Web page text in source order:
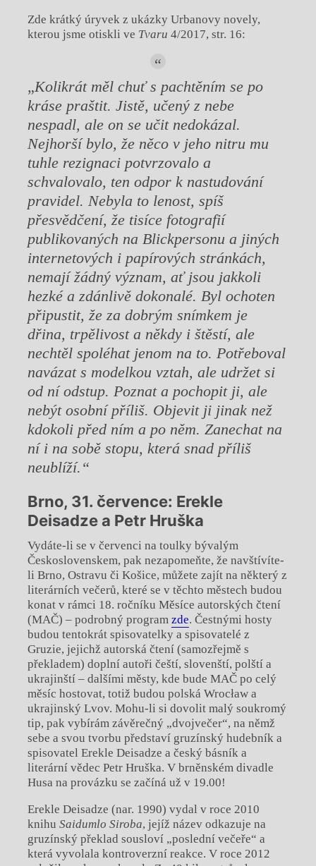
Zde krátký úryvek z ukázky Urbanovy novely,
kterou jsme otiskli ve Tvaru 4/2017, str. 16:
„Kolikrát měl chuť s pachtěním se po
kráse praštit. Jistě, učený z nebe
nespadl, ale on se učit nedokázal.
Nejhorší bylo, že něco v jeho nitru mu
tuhle rezignaci potvrzovalo a
schvalovalo, ten odpor k nastudování
pravidel. Nebyla to lenost, spíš
přesvědčení, že tisíce fotografií
publikovaných na Blickpersonu a jiných
internetových i papírových stránkách,
nemají žádný význam, ať jsou jakkoli
hezké a zdánlivě dokonalé. Byl ochoten
připustit, že za dobrým snímkem je
dřina, trpělivost a někdy i štěstí, ale
nechtěl spoléhat jenom na to. Potřeboval
navázat s modelkou vztah, ale udržet si
od ní odstup. Poznat a pochopit ji, ale
nebýt osobní příliš. Objevit ji jinak než
kdokoli před ním a po něm. Zanechat na
ní i na sobě stopu, která snad příliš
neublíží.“
Brno, 31. července: Erekle
Deisadze a Petr Hruška
Vydáte-li se v červenci na toulky bývalým
Československem, pak nezapomeňte, že navštívíte-
li Brno, Ostravu či Košice, můžete zajít na některý z
literárních večerů, které se v těchto městech budou
konat v rámci 18. ročníku Měsíce autorských čtení
(MAČ) – podrobný program zde. Čestnými hosty
budou tentokrát spisovatelky a spisovatelé z
Gruzie, jejichž autorská čtení (samozřejmě s
překladem) doplní autoři čeští, slovenští, polští a
ukrajinští – dalšími městy, kde bude MAČ po celý
měsíc hostovat, totiž budou polská Wrocław a
ukrajinský Lvov. Mohu-li si dovolit malý soukromý
tip, pak vybírám závěrečný „dvojvečer“, na němž
sebe a svou tvorbu představí gruzínský hudebník a
spisovatel Erekle Deisadze a český básník a
literární vědec Petr Hruška. V brněnském divadle
Husa na provázku se začíná už v 19.00!
Erekle Deisadze (nar. 1990) vydal v roce 2010
knihu Saidumlo Siroba, jejíž název odkazuje na
gruzínský překlad sousloví „poslední večeře“ a
která vyvolala kontroverzní reakce. V roce 2012